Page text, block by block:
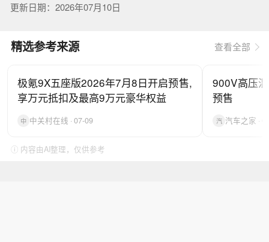
更新日期：2026年07月10日
精选参考来源 查看全部
极氪9X五座版2026年7月8日开启预售,
享万元抵扣及最高9万元豪华权益
中 中关村在线 · 07-09
900V高压
预售
汽 汽车之家 ·
ⓘ 内容由AI整理，仅供参考